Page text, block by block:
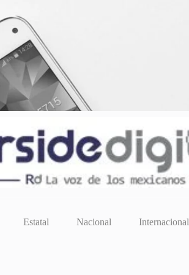
Estatal Nacional Internacional